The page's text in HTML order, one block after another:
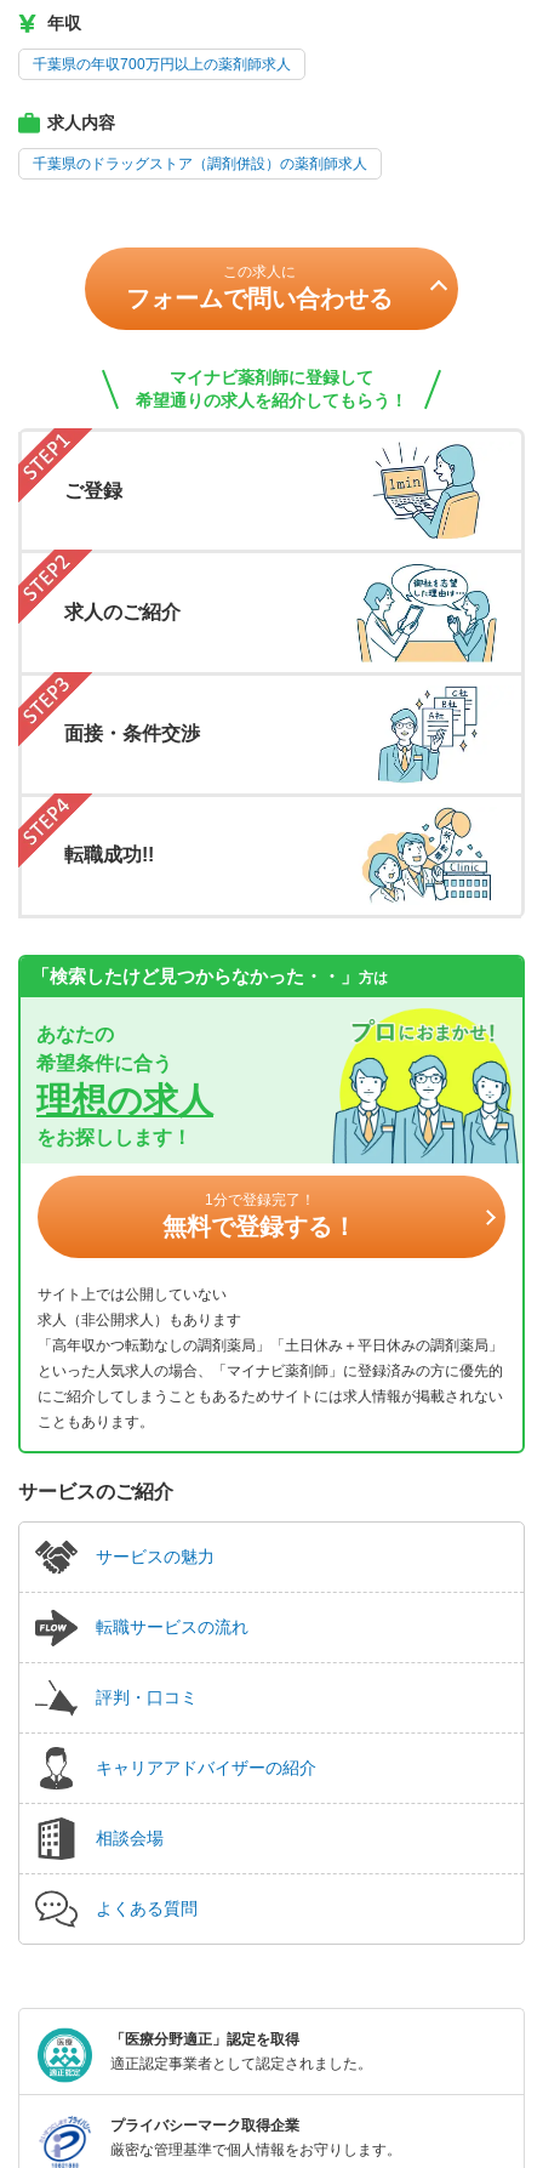
年収
千葉県の年収700万円以上の薬剤師求人
求人内容
千葉県のドラッグストア（調剤併設）の薬剤師求人
この求人に
フォームで問い合わせる
マイナビ薬剤師に登録して
希望通りの求人を紹介してもらう！
ご登録
求人のご紹介
面接・条件交渉
転職成功!!
「検索したけど見つからなかった・・」 方は
あなたの
希望条件に合う
理想の求人
をお探しします！
1分で登録完了！
無料で登録する！
サイト上では公開していない
求人（非公開求人）もあります
「高年収かつ転勤なしの調剤薬局」「土日休み＋平日休みの調剤薬局」
といった人気求人の場合、「マイナビ薬剤師」に登録済みの方に優先的
にご紹介してしまうこともあるためサイトには求人情報が掲載されない
こともあります。
サービスのご紹介
サービスの魅力
転職サービスの流れ
評判・口コミ
キャリアアドバイザーの紹介
相談会場
よくある質問
「医療分野適正」認定を取得
適正認定事業者として認定されました。
プライバシーマーク取得企業
厳密な管理基準で個人情報をお守りします。